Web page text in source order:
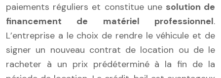
paiements réguliers et constitue une solution de
financement de matériel professionnel.
L’entreprise a le choix de rendre le véhicule et de
signer un nouveau contrat de location ou de le
racheter à un prix prédéterminé à la fin de la